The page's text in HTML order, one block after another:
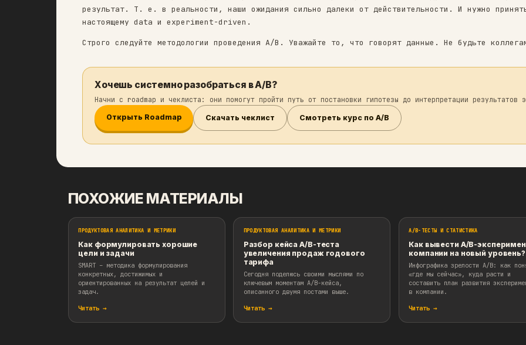
Ожидали рост метрик, а стат. значимости не видим? – «Давайте ещё неделю
Но как показывает практика, несмотря на то, что мы верим практически в
результат. Т. е. в реальности, наши ожидания сильно далеки от
настоящему data и experiment-driven.
Хочешь системно разобраться в A/B?
Начни с roadmap и чеклиста: они помогут пройти путь от постановки гипотезы до
Открыть Roadmap Скачать чеклист Смотреть курс по A/B